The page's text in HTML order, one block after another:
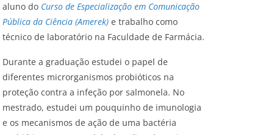
aluno do Curso de Especialização em Comunicação
Pública da Ciência (Amerek) e trabalho como
técnico de laboratório na Faculdade de Farmácia.
Durante a graduação estudei o papel de
diferentes microrganismos probióticos na
proteção contra a infeção por salmonela. No
mestrado, estudei um pouquinho de imunologia
e os mecanismos de ação de uma bactéria